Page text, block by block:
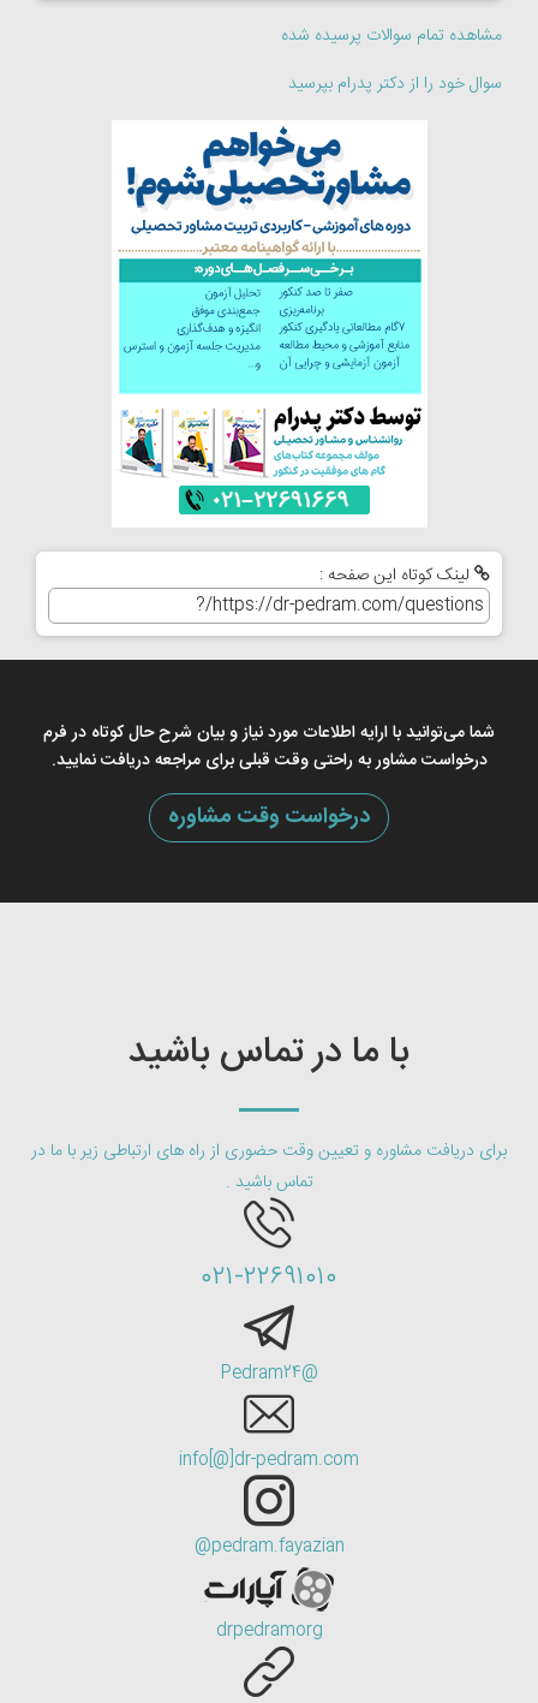
مشاهده تمام سوالات پرسیده شده
سوال خود را از دکتر پدرام بپرسید
لینک کوتاه این صفحه :
شما می‌توانید با ارایه اطلاعات مورد نیاز و بیان شرح حال کوتاه در فرم
درخواست مشاور به راحتی وقت قبلی برای مراجعه دریافت نمایید.
درخواست وقت مشاوره
با ما در تماس باشید
برای دریافت مشاوره و تعیین وقت حضوری از راه های ارتباطی زیر با ما در
تماس باشید .
۰۲۱-۲۲۶۹۱۰۱۰
@Pedram24
info[@]dr-pedram.com
pedram.fayazian@
drpedramorg